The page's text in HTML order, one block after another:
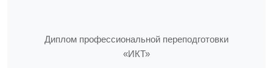
Диплом профессиональной переподготовки
«ИКТ»